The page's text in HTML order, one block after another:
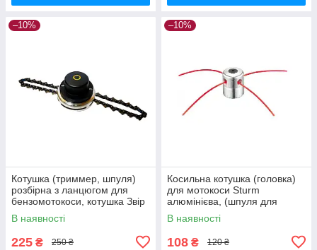
–10%
Котушка (триммер, шпуля)
розбірна з ланцюгом для
бензомотокоси, котушка Звір
В наявності
225 ₴ 250 ₴
–10%
Косильна котушка (головка)
для мотокоси Sturm
алюмінієва, (шпуля для
бензокоси)
В наявності
108 ₴ 120 ₴